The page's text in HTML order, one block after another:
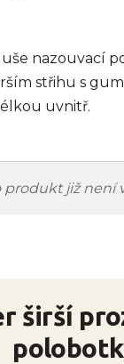
nazouvací
střihu s
uvnitř.
produkt již není
širší